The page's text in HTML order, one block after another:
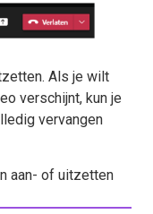
Als je wilt
verschijnt, kun je
vervangen
aan- of uitzetten